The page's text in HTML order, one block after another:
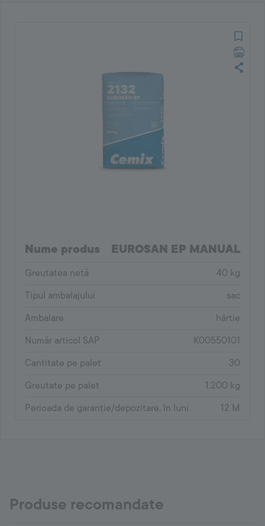
Nume produs EUROSAN EP MANUAL
Greutatea netă
40 kg
Tipul ambalajului
sac
Ambalare
hârtie
Număr articol SAP
K00550101
Cantitate pe palet
30
Greutate pe palet
1.200 kg
Perioada de garanție/depozitare, în luni
12 M
Produse recomandate